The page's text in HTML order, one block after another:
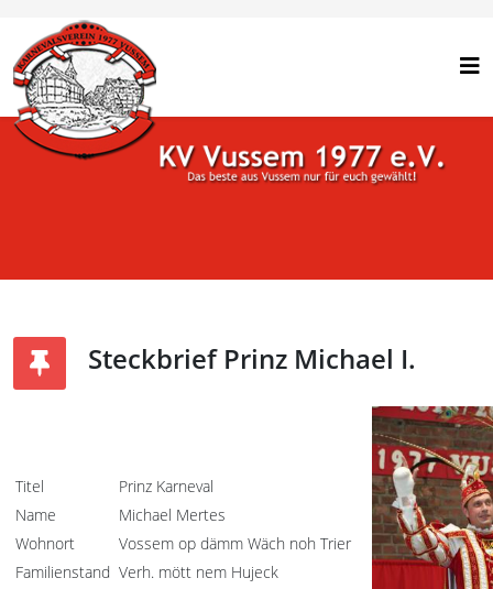
Steckbrief Prinz Michael I.
Titel
Prinz Karneval
Name
Michael Mertes
Wohnort
Vossem op dämm Wäch noh Trier
Familienstand Verh. mött nem Hujeck